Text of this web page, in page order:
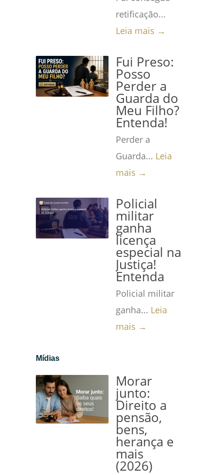
retificação...
Leia mais →
Fui Preso:
Posso
Perder a
Guarda do
Meu Filho?
Entenda!
Perder a
Guarda... Leia
mais →
Policial
militar
ganha
licença
especial na
Justiça!
Entenda
Policial militar
ganha... Leia
mais →
Mídias
Morar
junto:
Direito a
pensão,
bens,
herança e
mais
(2026)